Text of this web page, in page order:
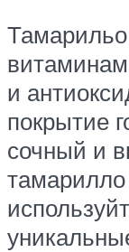
и
покрытие
сочный и
тамарилло